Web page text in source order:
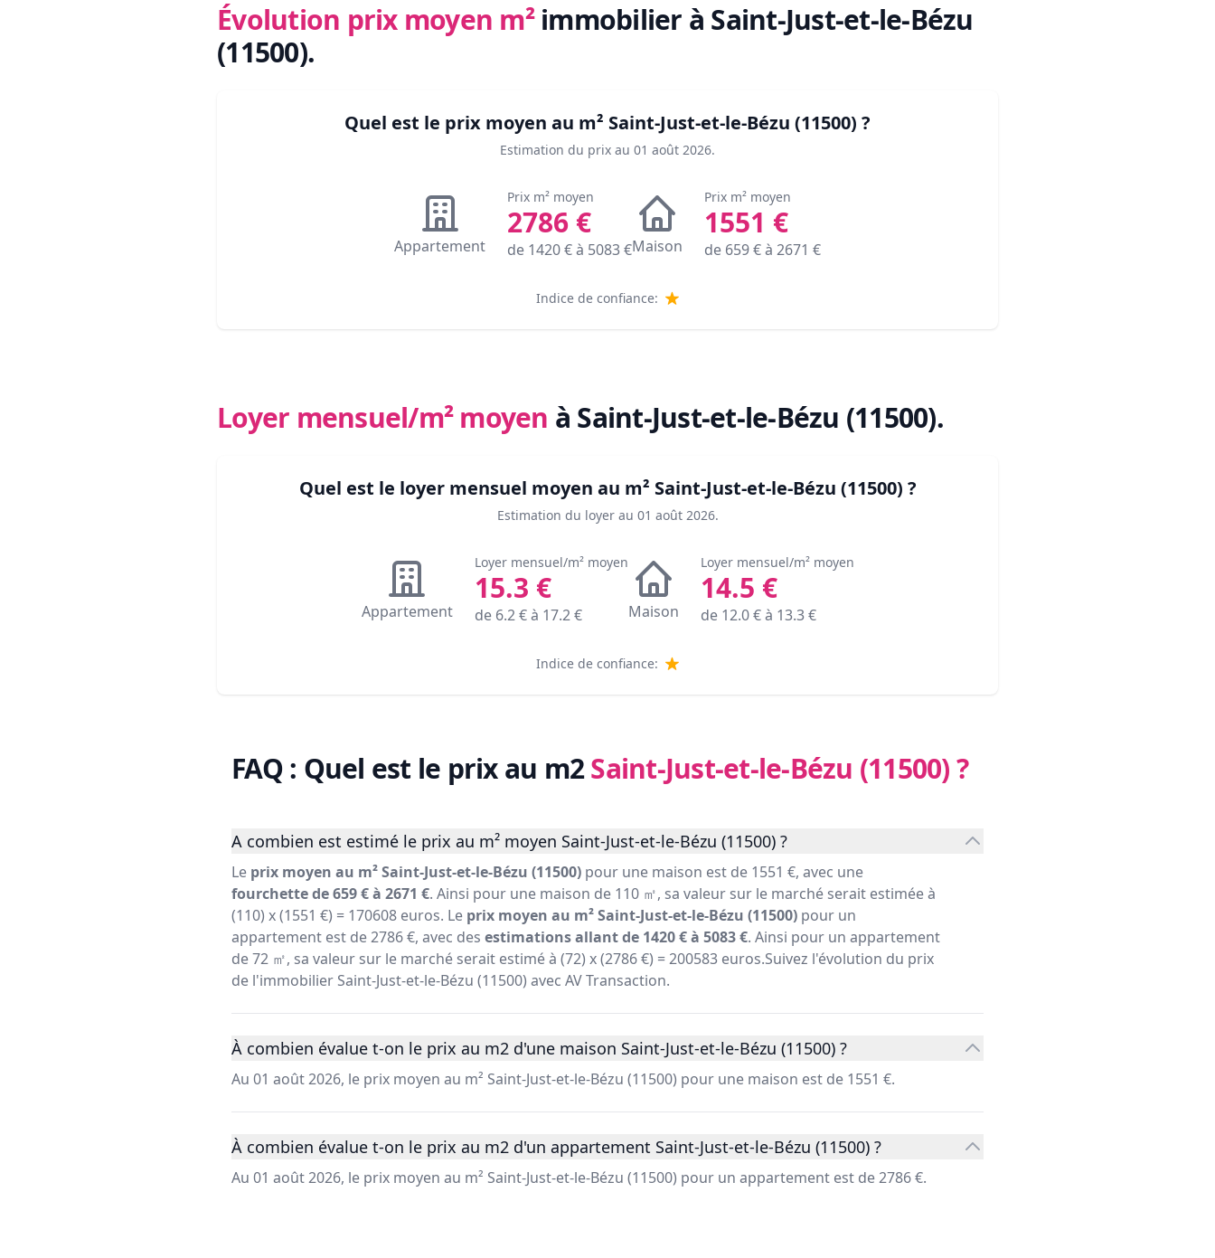
Évolution prix moyen m² immobilier à Saint-Just-et-le-Bézu
(11500).
Quel est le prix moyen au m² Saint-Just-et-le-Bézu (11500) ?
Estimation du prix au 01 août 2026.
Appartement
Prix m² moyen
2786 €
de 1420€ à 5083€Maison
Prix m² moyen
1551 €
de 659€ à 2671 €
Indice de confiance:
Loyer mensuel/m² moyen à Saint-Just-et-le-Bézu (11500).
Quel est le loyer mensuel moyen au m² Saint-Just-et-le-Bézu (11500) ?
Estimation du loyer au 01 août 2026.
Appartement
Loyer mensuel/m² moyen
15.3 €
de 6.2€ à 17.2€ Maison
Loyer mensuel/m² moyen
14.5 €
de 12.0€ à 13.3€
Indice de confiance:
FAQ : Quel est le prix au m2Saint-Just-et-le-Bézu (11500)?
A combien est estimé le prix au m² moyen Saint-Just-et-le-Bézu (11500) ?
Le prix moyen au m² Saint-Just-et-le-Bézu (11500) pour une maison est de 1551 €, avec une
fourchette de 659 € à 2671 €. Ainsi pour une maison de 110 ㎡, sa valeur sur le marché serait estimée à
(110) x (1551 €) = 170608 euros. Le prix moyen au m² Saint-Just-et-le-Bézu (11500) pour un
appartement est de 2786 €, avec des estimations allant de 1420 € à 5083 €. Ainsi pour un appartement
de 72 ㎡, sa valeur sur le marché serait estimé à (72) x (2786 €) = 200583 euros.Suivez l'évolution du prix
de l'immobilier Saint-Just-et-le-Bézu (11500) avec AV Transaction.
À combien évalue t-on le prix au m2 d'une maison Saint-Just-et-le-Bézu (11500) ?
Au 01 août 2026, le prix moyen au m² Saint-Just-et-le-Bézu (11500) pour une maison est de 1551 €.
À combien évalue t-on le prix au m2 d'un appartement Saint-Just-et-le-Bézu (11500) ?
Au 01 août 2026, le prix moyen au m² Saint-Just-et-le-Bézu (11500) pour un appartement est de 2786 €.